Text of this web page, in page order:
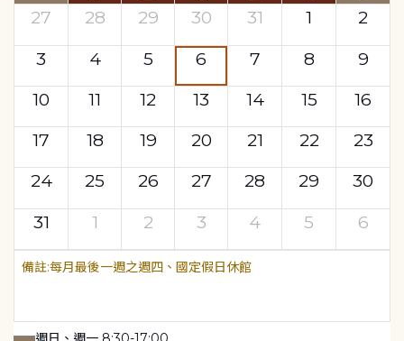
27 28 29 30 31 1
2
3
4 5 6 7 8
9
10
11 12 13 14 15
16
17
18 19 20 21 22
23
24
25 26 27 28 29
30
31
1 2 3 4 5 6
每月最後一週之週四、國定假日休館